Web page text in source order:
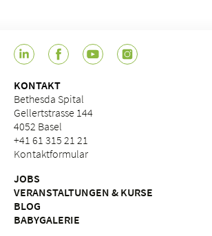
KONTAKT
Bethesda Spital
Gellertstrasse 144
4052 Basel
+41 61 315 21 21
Kontaktformular
JOBS
VERANSTALTUNGEN & KURSE
BLOG
BABYGALERIE